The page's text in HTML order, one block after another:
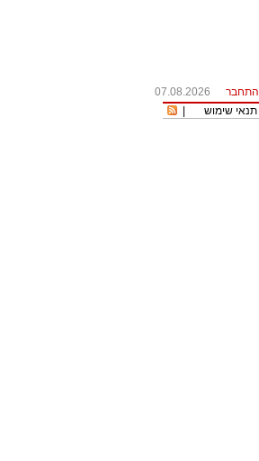
התחבר
07.08.2026
תנאי שימוש